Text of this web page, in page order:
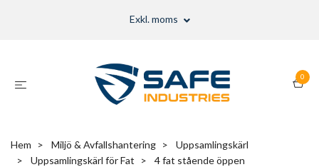
Exkl. moms
0
Hem Miljö & Avfallshantering
Uppsamlingskärl
Uppsamlingskärl för Fat
4 fat stående öppen